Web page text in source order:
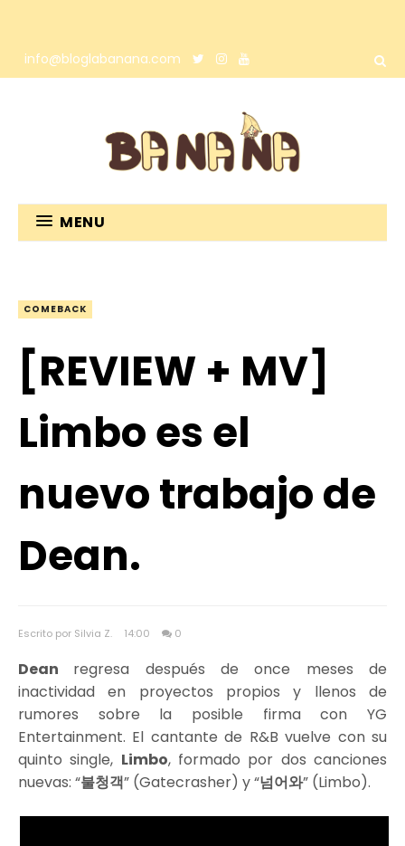
info@bloglabanana.com
MENU
COMEBACK
[REVIEW + MV]
Limbo es el
nuevo trabajo de
Dean.
Escrito por Silvia Z. 14:00 0
Dean regresa después de once meses de
inactividad en proyectos propios y llenos de
rumores sobre la posible firma con YG
Entertainment. El cantante de R&B vuelve con su
quinto single, Limbo, formado por dos canciones
nuevas: “불청객” (Gatecrasher) y “넘어와” (Limbo).